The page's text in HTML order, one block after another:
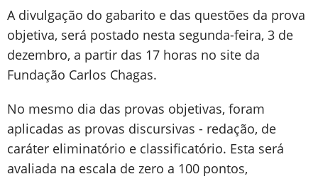
A divulgação do gabarito e das questões da prova
objetiva, será postado nesta segunda-feira, 3 de
dezembro, a partir das 17 horas no site da
Fundação Carlos Chagas.
No mesmo dia das provas objetivas, foram
aplicadas as provas discursivas - redação, de
caráter eliminatório e classificatório. Esta será
avaliada na escala de zero a 100 pontos,